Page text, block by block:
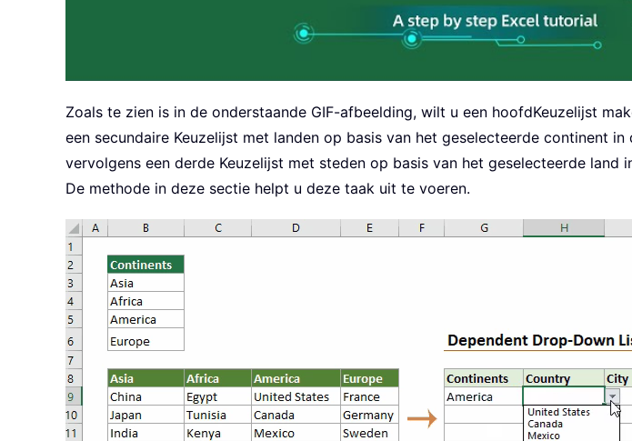
Zoals te zien is in de onderstaande GIF-afbeelding, wilt u een hoofdKeuzelijst
een secundaire Keuzelijst met landen op basis van het geselecteerde continent in
vervolgens een derde Keuzelijst met steden op basis van het geselecteerde land
De methode in deze sectie helpt u deze taak uit te voeren.